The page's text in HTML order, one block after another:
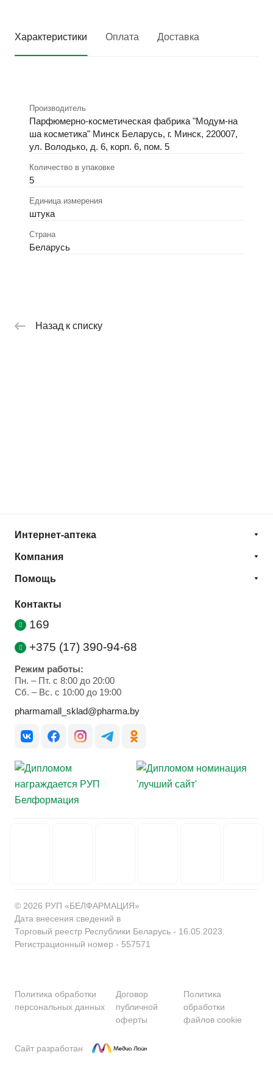
Характеристики Оплата Доставка
Производитель
Парфюмерно-косметическая фабрика "Модум-на
ша косметика" Минск Беларусь, г. Минск, 220007,
ул. Володько, д. 6, корп. 6, пом. 5
Количество в упаковке
5
Единица измерения
штука
Страна
Беларусь
Назад к списку
Интернет-аптека
Компания
Помощь
Контакты
169
+375 (17) 390-94-68
Режим работы:
Пн. – Пт. с 8:00 до 20:00
Cб. – Вс. с 10:00 до 19:00
pharmamall_sklad@pharma.by
© 2026 РУП «БЕЛФАРМАЦИЯ»
Дата внесения сведений в
Торговый реестр Республики Беларусь - 16.05.2023.
Регистрационный номер - 557571
Политика обработки
персональных данных
Договор
публичной
оферты
Политика
обработки
файлов cookie
Сайт разработан